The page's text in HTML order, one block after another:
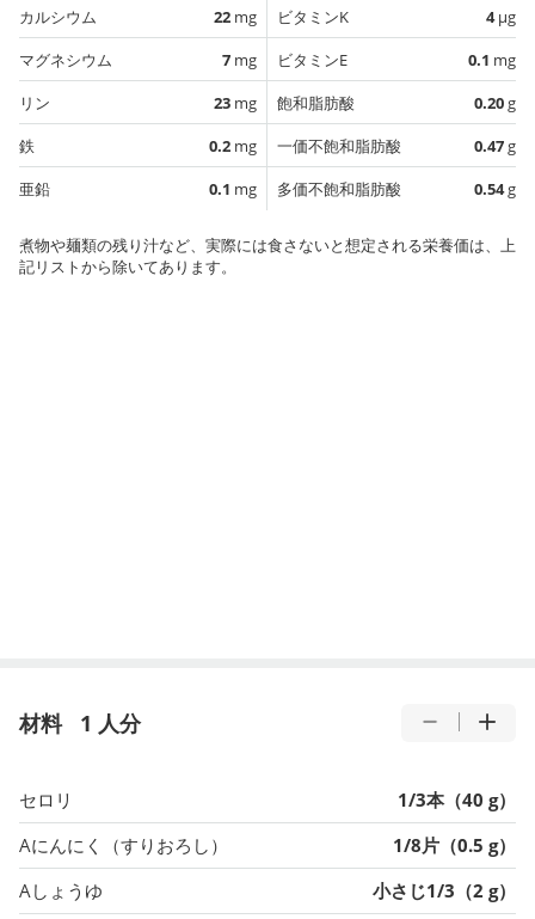
カルシウム
22 mg
マグネシウム
7 mg
リン
23 mg
鉄
0.2 mg
亜鉛
0.1 mg
ビタミンK
4µg
ビタミンE
0.1 mg
飽和脂肪酸
0.20g
一価不飽和脂肪酸
0.47g
多価不飽和脂肪酸
0.54g
煮物や麺類の残り汁など、実際には食さないと想定される栄養価は、上
記リストから除いてあります。
材料 1 人分
セロリ
1/3本（40 g）
Aにんにく（すりおろし）
1/8片（0.5 g）
Aしょうゆ
小さじ1/3（2 g）